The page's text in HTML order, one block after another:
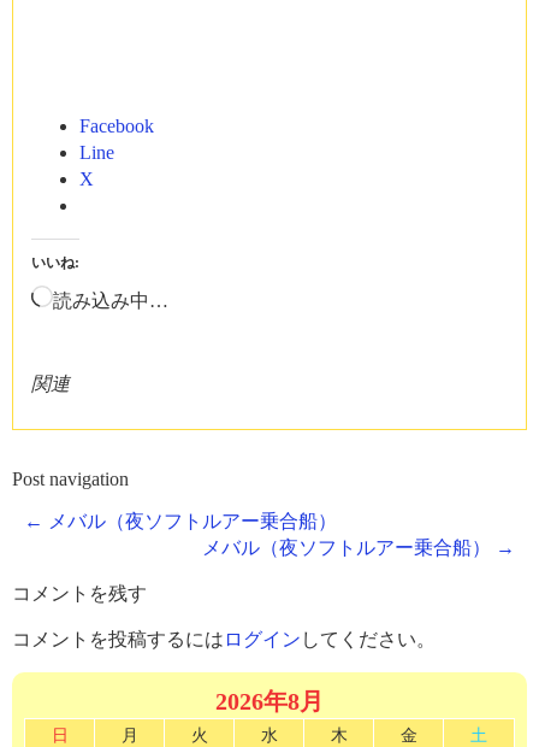
Facebook
Line
X
いいね:
読み込み中…
関連
Post navigation
←
メバル（夜ソフトルアー乗合船）
メバル（夜ソフトルアー乗合船）
→
コメントを残す
コメントを投稿するには ログイン してください。
2026年8月
日 月 火 水 木 金
土